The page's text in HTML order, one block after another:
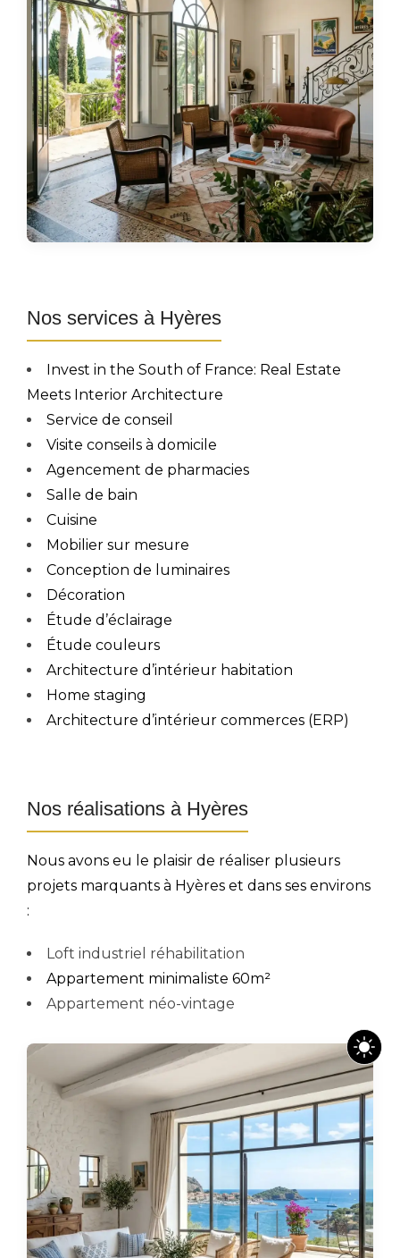
Nos services à Hyères
Invest in the South of France: Real Estate
Meets Interior Architecture
Service de conseil
Visite conseils à domicile
Agencement de pharmacies
Salle de bain
Cuisine
Mobilier sur mesure
Conception de luminaires
Décoration
Étude d’éclairage
Étude couleurs
Architecture d’intérieur habitation
Home staging
Architecture d’intérieur commerces (ERP)
Nos réalisations à Hyères
Nous avons eu le plaisir de réaliser plusieurs
projets marquants à Hyères et dans ses environs
:
Loft industriel réhabilitation
Appartement minimaliste 60m²
Appartement néo-vintage